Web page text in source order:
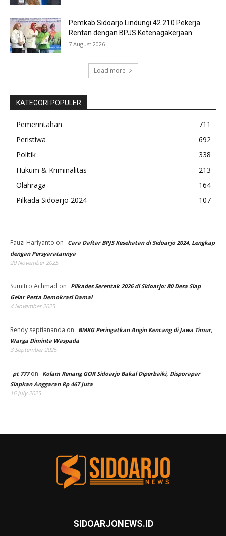
Pemkab Sidoarjo Lindungi 42.210 Pekerja
Rentan dengan BPJS Ketenagakerjaan
7 August 2026
Load more
KATEGORI POPULER
Pemerintahan
711
Peristiwa
692
Politik
338
Hukum & Kriminalitas
213
Olahraga
164
Pilkada Sidoarjo 2024
107
Fauzi Hariyanto on
Cara Daftar BPJS Kesehatan di Sidoarjo 2024, Lengkap
dengan Persyaratannya
20 November 2025
Sumitro Achmad on
Pilkades Serentak 2026 di Sidoarjo: 80 Desa Siap
Gelar Pesta Demokrasi Damai
4 November 2025
Rendy septiananda on
BMKG Peringatkan Angin Kencang di Jawa Timur,
Warga Diminta Waspada
3 September 2025
pt 777on
Kolam Renang GOR Sidoarjo Bakal Diperbaiki, Disporapar
Siapkan Anggaran Rp 467 Juta
16 July 2025
SIDOARJONEWS.ID